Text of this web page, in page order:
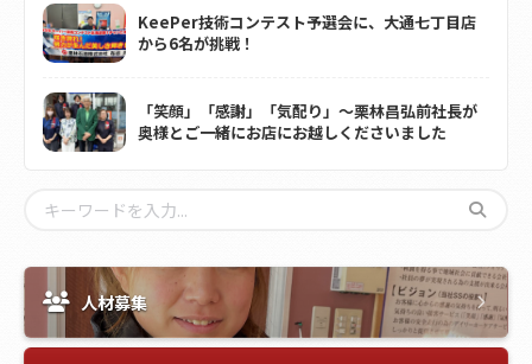
KeePer技術コンテスト予選会に、大通七丁目店
から6名が挑戦！
「笑顔」「感謝」「気配り」～栗林昌弘前社長が
奥様とご一緒にお店にお越しくださいました
人材募集